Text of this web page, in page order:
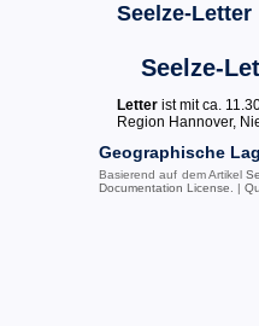
Seelze-Letter
Seelze-
Letter ist mit ca.
Region Hannover,
Geographische
Basierend auf dem Artikel
Documentation License . |